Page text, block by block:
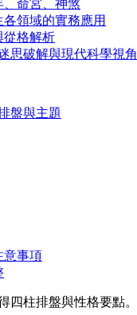
、命宮、神煞
各領域的實務應用
從格解析
思破解與現代科學視角
盤與主題
意事項
四柱排盤與性格要點。